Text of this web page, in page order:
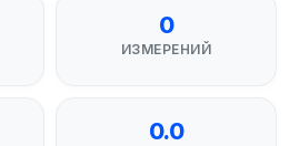
0
ИЗМЕРЕНИЙ
0.0